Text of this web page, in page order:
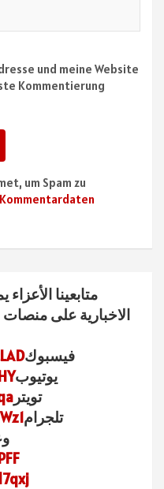
und meine Website
Kommentierung
um Spam zu
الاخبارية على منصات
فيسبوك
يوتيوب
تويتر
تلجرام